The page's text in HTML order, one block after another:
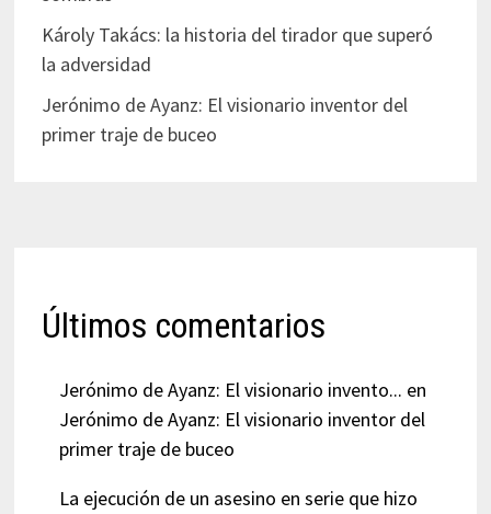
Károly Takács: la historia del tirador que superó
la adversidad
Jerónimo de Ayanz: El visionario inventor del
primer traje de buceo
Últimos comentarios
Jerónimo de Ayanz: El visionario invento... en
Jerónimo de Ayanz: El visionario inventor del
primer traje de buceo
La ejecución de un asesino en serie que hizo